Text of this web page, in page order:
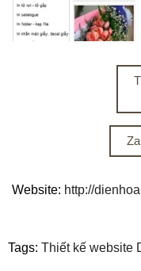
Website: http://
Tags: Thiết kế website